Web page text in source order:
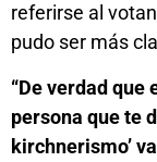
referirse al
pudo ser más
“De verdad que
persona que te
kirchnerismo’